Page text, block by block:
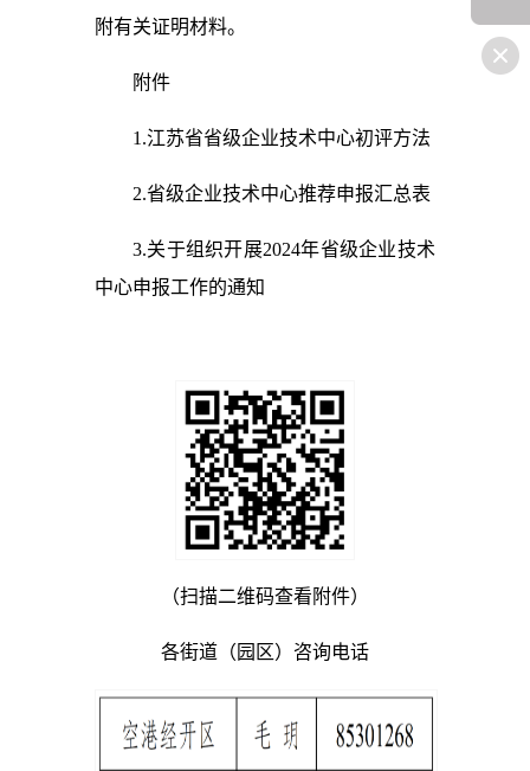
附有关证明材料。
附件
1.江苏省省级企业技术中心初评方法
2.省级企业技术中心推荐申报汇总表
3.关于组织开展2024年省级企业技术
中心申报工作的通知
（扫描二维码查看附件）
各街道（园区）咨询电话